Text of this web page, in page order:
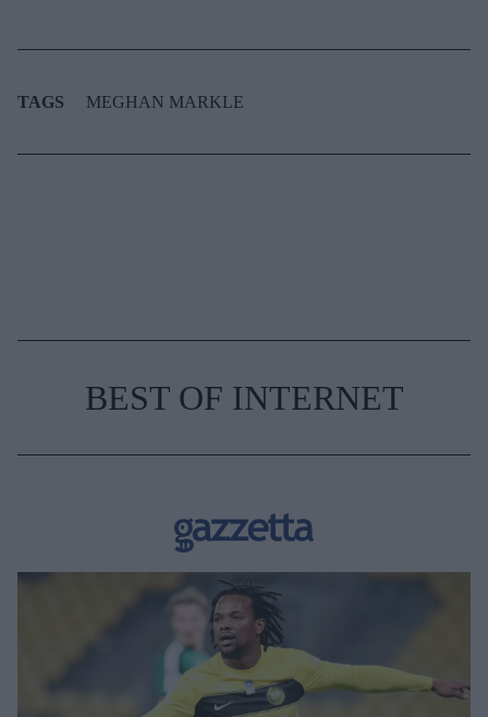
TAGS MEGHAN MARKLE
BEST OF INTERNET